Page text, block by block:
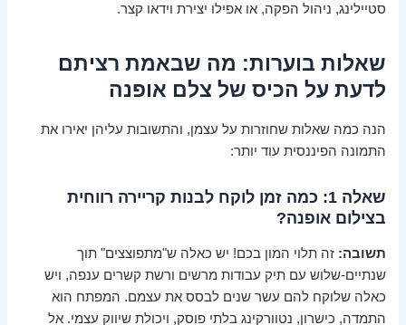
סטיילינג, ניהול הפקה, או אפילו יצירת וידאו קצר.
שאלות בוערות: מה שבאמת רציתם
לדעת על הכיס של צלם אופנה
הנה כמה שאלות שחוזרות על עצמן, והתשובות עליהן יאירו את
התמונה הפיננסית עוד יותר:
שאלה 1: כמה זמן לוקח לבנות קריירה רווחית
בצילום אופנה?
תשובה: זה תלוי המון בכם! יש כאלה ש"מתפוצצים" תוך
שנתיים-שלוש עם תיק עבודות מרשים ורשת קשרים ענפה, ויש
כאלה שלוקח להם עשר שנים לבסס את עצמם. המפתח הוא
התמדה, כישרון, נטוורקינג בלתי פוסק, ויכולת שיווק עצמי. אל